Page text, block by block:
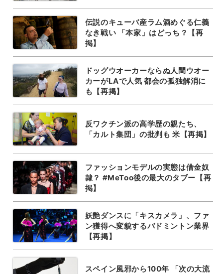
伝説のキューバ産ラム酒めぐる仁義
なき戦い 「本家」はどっち？【再
掲】
ドッグウオーカーならぬ人間ウオー
カーがLAで人気 都会の孤独解消に
も【再掲】
反ワクチン派の高学歴の親たち、
「カルト集団」の批判も 米【再掲】
ファッションモデルの実態は借金奴
隷？ #MeToo後の最大のタブー【再
掲】
妖艶ダンスに「キスカメラ」、ファ
ン獲得へ変貌するバドミントン業界
【再掲】
スペイン風邪から100年 「次の大流